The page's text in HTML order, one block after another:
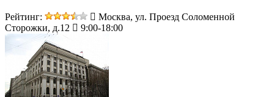
Рейтинг:
Москва, ул. Проезд Соломенной
Сторожки, д.12
9:00-18:00